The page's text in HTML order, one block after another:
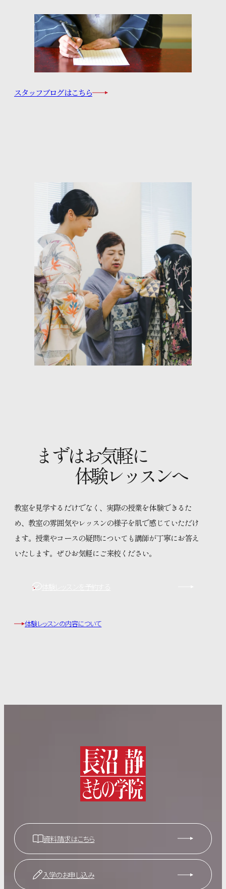
きものをまとう、私の日常。
スタッフブログはこちら
まずはお気軽に
体験レッスンへ
教室を見学するだけでなく、実際の授業を体験できるた
め、教室の雰囲気やレッスンの様子を肌で感じていただけ
ます。授業やコースの疑問についても講師が丁寧にお答え
いたします。ぜひお気軽にご来校ください。
体験レッスンの内容について
資料請求はこちら
入学のお申し込み